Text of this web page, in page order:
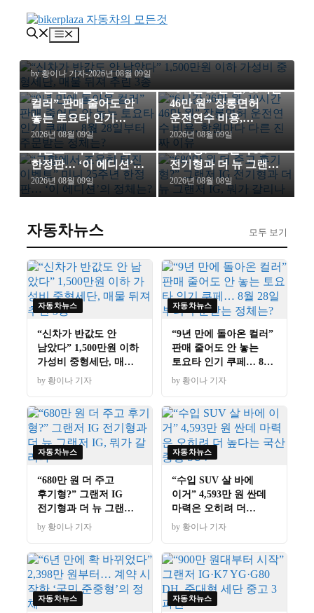
메
자동차뉴스
“신차가 반값도 안 남았다” 1,500만원 이하
by 황이나 기자-2026년 08월 09일
자동차뉴스
“9년 만에 돌아온
컬러” 판매 줄어도 안
놓는 토요타 인기
쿠페… 8월 28일부터
주문받는 정체는?
2026년 08월 09일
운전 상식
“6시간 26만 원, 10시간
46만 원” 장롱면허
운전연수 비용,
학원마다 다른 진짜
이유
2026년 08월 09일
이슈와사건
“고향에서 조용히 터진
이벤트” 미니 25주년
한정판… ‘이 에디션’의
정체는?
2026년 08월 09일
자동차뉴스
“680만 원 더 주고
후기형?” 그랜저 IG
전기형과 더 뉴 그랜저
IG, 뭐가 갈리나
2026년 08월 08일
자동차뉴스 모두 보기
자동차뉴스
“신차가 반값도 안
남았다” 1,500만원 이하
가성비 중형세단, 매물
뒤져 추린 3종
by 황이나 기자
자동차뉴스
“9년 만에 돌아온 컬러”
판매 줄어도 안 놓는
토요타 인기 쿠페… 8월
28일부터 주문받는
by 황이나 기자
자동차뉴스
“680만 원 더 주고
후기형?” 그랜저 IG
전기형과 더 뉴 그랜저
IG, 뭐가 갈리나
by 황이나 기자
자동차뉴스
“수입 SUV 살 바에
이거” 4,593만 원 싼데
마력은 오히려 더
높다는 국산 중형 SUV
by 황이나 기자
자동차뉴스 자동차뉴스